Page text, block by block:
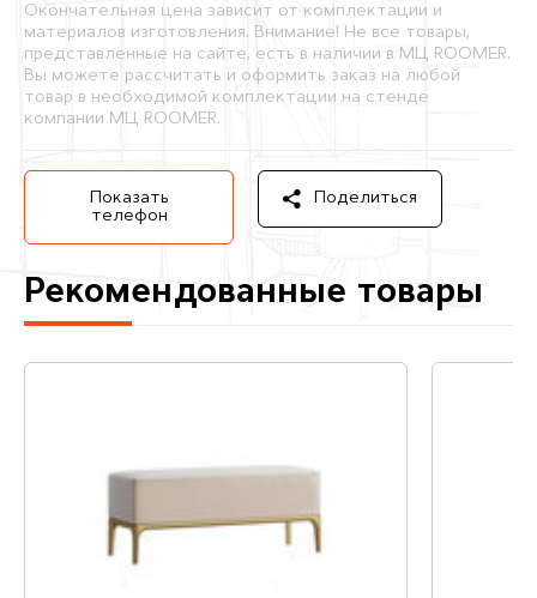
Окончательная цена зависит от комплектации и
материалов изготовления. Внимание! Не все товары,
представленные на сайте, есть в наличии в МЦ ROOMER.
Вы можете рассчитать и оформить заказ на любой
товар в необходимой комплектации на стенде
компании МЦ ROOMER.
Показать
телефон
Поделиться
Рекомендованные товары